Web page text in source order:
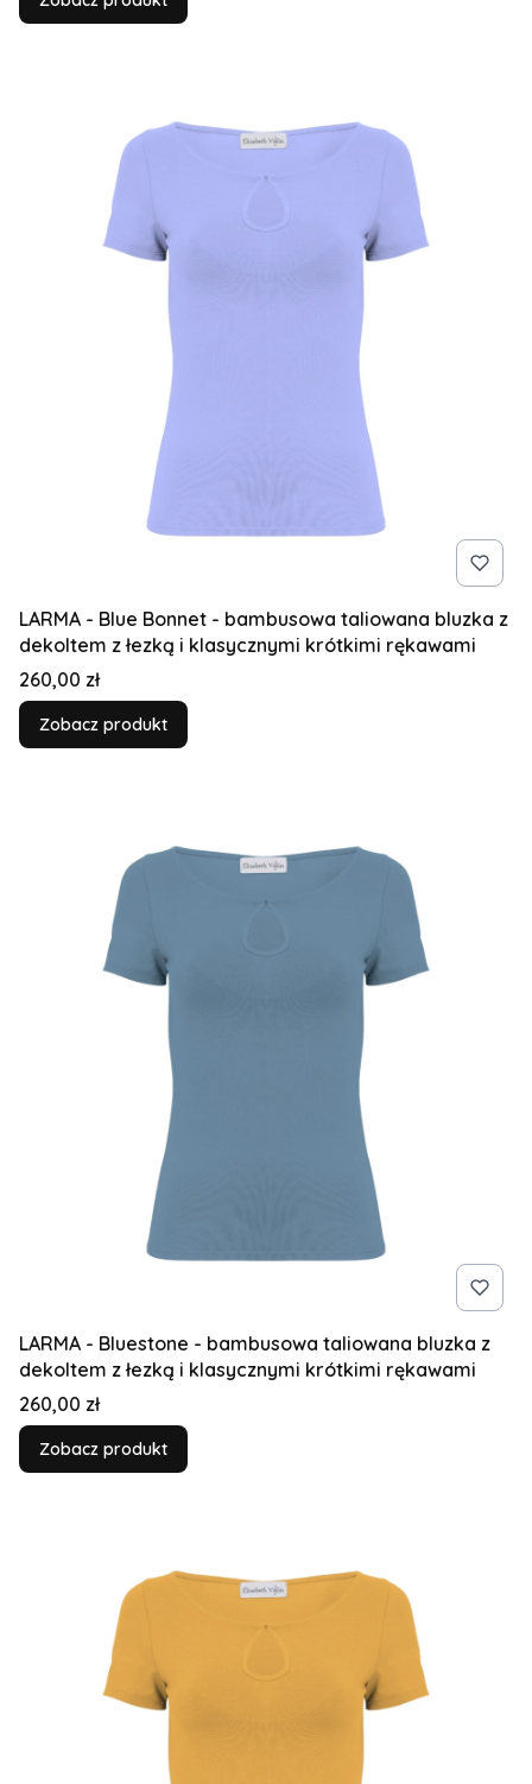
LARMA - Blue Bonnet - bambusowa taliowana bluzka z
dekoltem z łezką i klasycznymi krótkimi rękawami
Cena
260,00 zł
Zobacz produkt
LARMA - Bluestone - bambusowa taliowana bluzka z
dekoltem z łezką i klasycznymi krótkimi rękawami
Cena
260,00 zł
Zobacz produkt